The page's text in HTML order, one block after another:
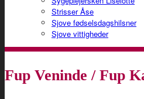
Strisser Åse
Sjove fødselsdagshilsner
Sjove vittigheder
Fup Veninde / Fup